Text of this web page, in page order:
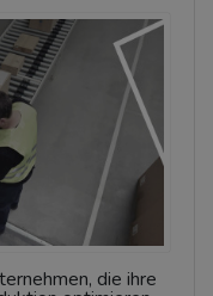
die ihre